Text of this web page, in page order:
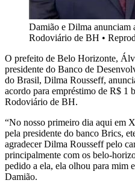
Damião e Dilma anunciam
Rodoviário de BH •
O prefeito de Belo Horizonte,
presidente do Banco de
do Brasil, Dilma Rousseff,
acordo para empréstimo de R$ 1
Rodoviário de BH.
“No nosso primeiro dia aqui em
pela presidente do banco Brics,
agradecer Dilma Rousseff pelo
principalmente com os belo-
pedido a ela, ela olhou para mim
Damião.